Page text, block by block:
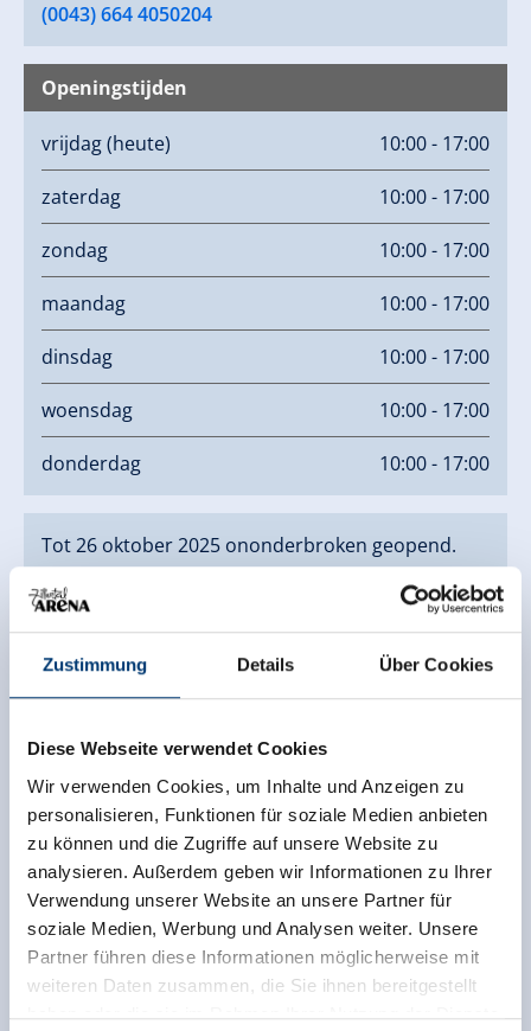
Zustimmung Details Über Cookies
Diese Webseite verwendet Cookies
Wir verwenden Cookies, um Inhalte und Anzeigen zu
personalisieren, Funktionen für soziale Medien anbieten
zu können und die Zugriffe auf unsere Website zu
analysieren. Außerdem geben wir Informationen zu Ihrer
Verwendung unserer Website an unsere Partner für
soziale Medien, Werbung und Analysen weiter. Unsere
Partner führen diese Informationen möglicherweise mit
weiteren Daten zusammen, die Sie ihnen bereitgestellt
haben oder die sie im Rahmen Ihrer Nutzung der Dienste
(0043) 664 4050204
Openingstijden
vrijdag(heute) 10:00 - 17:00
zaterdag 10:00 - 17:00
zondag 10:00 - 17:00
maandag 10:00 - 17:00
dinsdag 10:00 - 17:00
woensdag 10:00 - 17:00
donderdag 10:00 - 17:00
Tot 26 oktober 2025 ononderbroken geopend.